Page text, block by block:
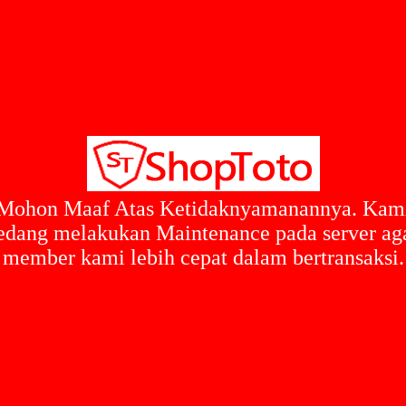
Maaf Atas Ketidaknyamanannya.
melakukan Maintenance pada server
member kami lebih cepat dalam bertransaksi.